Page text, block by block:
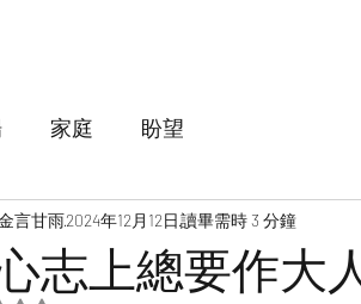
家庭 盼望
志上總要作大
言甘雨2024年12月12日讀畢需時 3 分鐘